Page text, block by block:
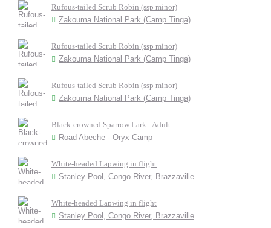
Rufous-tailed Scrub Robin (ssp minor)
Zakouma National Park (Camp Tinga)
Rufous-tailed Scrub Robin (ssp minor)
Zakouma National Park (Camp Tinga)
Rufous-tailed Scrub Robin (ssp minor)
Zakouma National Park (Camp Tinga)
Black-crowned Sparrow Lark - Adult -
Road Abeche - Oryx Camp
White-headed Lapwing in flight
Stanley Pool, Congo River, Brazzaville
White-headed Lapwing in flight
Stanley Pool, Congo River, Brazzaville